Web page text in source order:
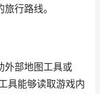
行路线。
外部地图工具或
具能够读取游戏内